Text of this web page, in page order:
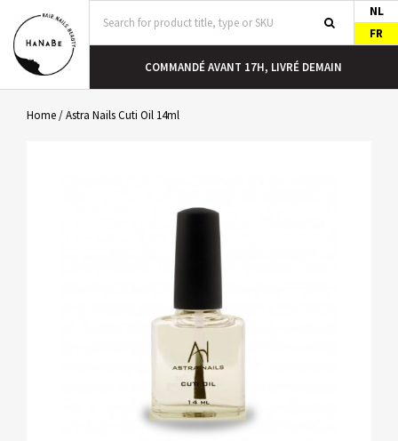
NL
FR
COMMANDÉ AVANT 17H, LIVRÉ DEMAIN
Home/Astra Nails Cuti Oil 14ml